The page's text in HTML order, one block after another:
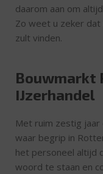
daarom aan om
Zo weet u zeker
zult vinden.
Bouwmarkt
IJzerhandel
Met ruim zestig jaar
waar begrip in
het personeel altijd
woord te staan en